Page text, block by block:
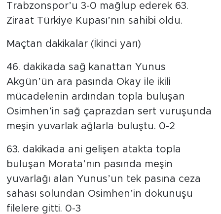
Trabzonspor’u 3-0 mağlup ederek 63.
Ziraat Türkiye Kupası’nın sahibi oldu.
Maçtan dakikalar (İkinci yarı)
46. dakikada sağ kanattan Yunus
Akgün’ün ara pasında Okay ile ikili
mücadelenin ardından topla buluşan
Osimhen’in sağ çaprazdan sert vuruşunda
meşin yuvarlak ağlarla buluştu. 0-2
63. dakikada ani gelişen atakta topla
buluşan Morata’nın pasında meşin
yuvarlağı alan Yunus’un tek pasına ceza
sahası solundan Osimhen’in dokunuşu
filelere gitti. 0-3